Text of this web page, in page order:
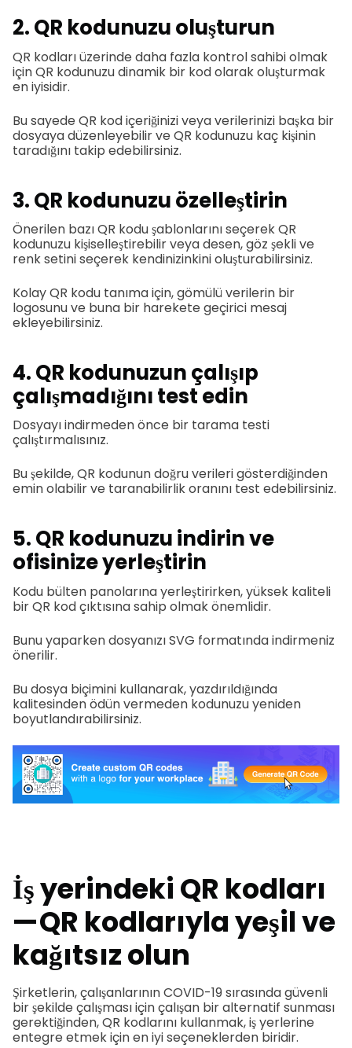
2. QR kodunuzu oluşturun
QR kodları üzerinde daha fazla kontrol sahibi olmak
için QR kodunuzu dinamik bir kod olarak oluşturmak
en iyisidir.
Bu sayede QR kod içeriğinizi veya verilerinizi başka bir
dosyaya düzenleyebilir ve QR kodunuzu kaç kişinin
taradığını takip edebilirsiniz.
3. QR kodunuzu özelleştirin
Önerilen bazı QR kodu şablonlarını seçerek QR
kodunuzu kişiselleştirebilir veya desen, göz şekli ve
renk setini seçerek kendinizinkini oluşturabilirsiniz.
Kolay QR kodu tanıma için, gömülü verilerin bir
logosunu ve buna bir harekete geçirici mesaj
ekleyebilirsiniz.
4. QR kodunuzun çalışıp
çalışmadığını test edin
Dosyayı indirmeden önce bir tarama testi
çalıştırmalısınız.
Bu şekilde, QR kodunun doğru verileri gösterdiğinden
emin olabilir ve taranabilirlik oranını test edebilirsiniz.
5. QR kodunuzu indirin ve
ofisinize yerleştirin
Kodu bülten panolarına yerleştirirken, yüksek kaliteli
bir QR kod çıktısına sahip olmak önemlidir.
Bunu yaparken dosyanızı SVG formatında indirmeniz
önerilir.
Bu dosya biçimini kullanarak, yazdırıldığında
kalitesinden ödün vermeden kodunuzu yeniden
boyutlandırabilirsiniz.
İş yerindeki QR kodları
— QR kodlarıyla yeşil ve
kağıtsız olun
Şirketlerin, çalışanlarının COVID-19 sırasında güvenli
bir şekilde çalışması için çalışan bir alternatif sunması
gerektiğinden, QR kodlarını kullanmak, iş yerlerine
entegre etmek için en iyi seçeneklerden biridir.